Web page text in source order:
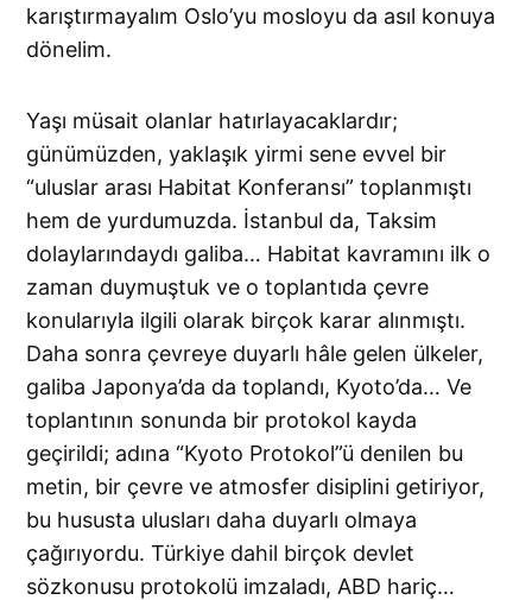
karıştırmayalım Oslo’yu mosloyu da asıl konuya
dönelim.
Yaşı müsait olanlar hatırlayacaklardır;
günümüzden, yaklaşık yirmi sene evvel bir
“uluslar arası Habitat Konferansı” toplanmıştı
hem de yurdumuzda. İstanbul da, Taksim
dolaylarındaydı galiba… Habitat kavramını ilk o
zaman duymuştuk ve o toplantıda çevre
konularıyla ilgili olarak birçok karar alınmıştı.
Daha sonra çevreye duyarlı hâle gelen ülkeler,
galiba Japonya’da da toplandı, Kyoto’da… Ve
toplantının sonunda bir protokol kayda
geçirildi; adına “Kyoto Protokol”ü denilen bu
metin, bir çevre ve atmosfer disiplini getiriyor,
bu hususta ulusları daha duyarlı olmaya
çağırıyordu. Türkiye dahil birçok devlet
sözkonusu protokolü imzaladı, ABD hariç…